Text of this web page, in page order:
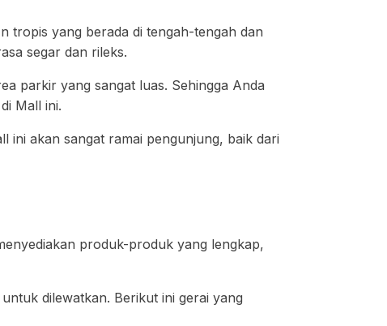
tropis yang berada di tengah-tengah dan
segar dan rileks.
parkir yang sangat luas. Sehingga Anda
Mall ini.
ini akan sangat ramai pengunjung, baik dari
produk-produk yang lengkap,
dilewatkan. Berikut ini gerai yang